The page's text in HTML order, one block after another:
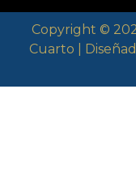
Copyright ©
Cuarto |